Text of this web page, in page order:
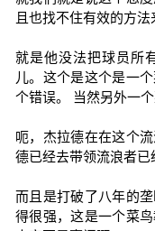
且也找不住有效的方法
就是他没法把球员所
儿。这个是这个是一
个错误。 当然另外一
呃，杰拉德在在这个
德已经去带领流浪者已
而且是打破了八年的
得很强，这是一个菜